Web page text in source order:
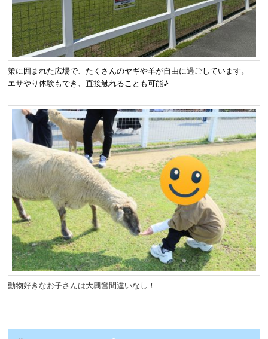
策に囲まれた広場で、たくさんのヤギや羊が自由に過ごしています。
エサやり体験もでき、直接触れることも可能♪
動物好きなお子さんは大興奮間違いなし！